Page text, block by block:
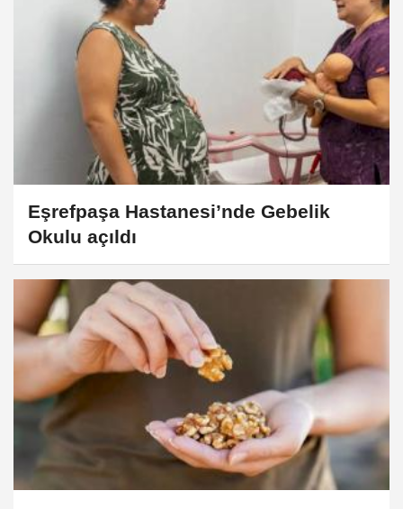
Eşrefpaşa Hastanesi’nde Gebelik
Okulu açıldı